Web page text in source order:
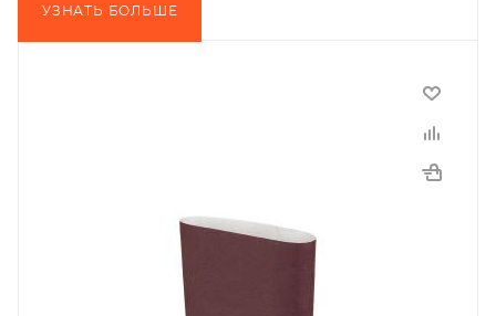
УЗНАТЬ БОЛЬШЕ